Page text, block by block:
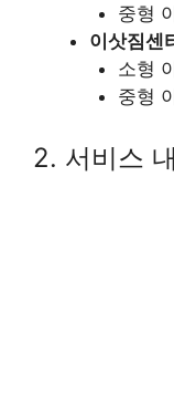
중형
이삿짐센
소형
중형
2. 서비스